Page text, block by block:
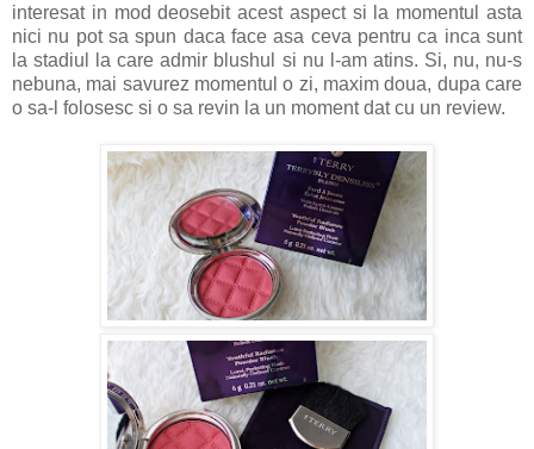
interesat in mod deosebit acest aspect si la momentul asta
nici nu pot sa spun daca face asa ceva pentru ca inca sunt
la stadiul la care admir blushul si nu l-am atins. Si, nu, nu-s
nebuna, mai savurez momentul o zi, maxim doua, dupa care
o sa-l folosesc si o sa revin la un moment dat cu un review.